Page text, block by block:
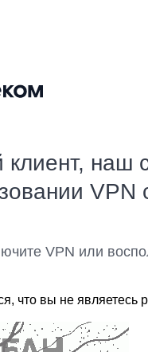
наш
VPN
VPN или
что вы не являетесь